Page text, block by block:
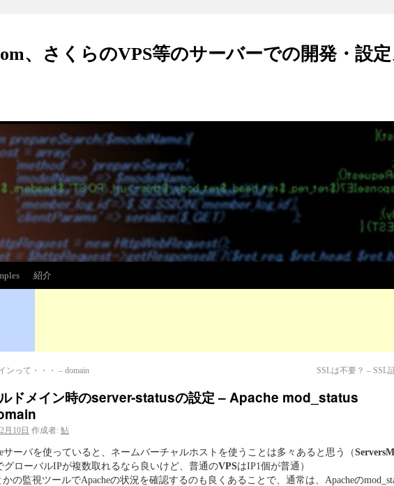
、さくらのVPS等のサーバーでの開発・設定
紹介
ンって・・・ – domain SSLは不要？ – SSL
ドメイン時のserver-statusの設定 – Apache mod_status
月10日 作成者: 鮎
サーバを使っていると、ネームバーチャルホストを使うことは多々あると思う（
グローバルIPが複数取れるなら良いけど、普通のVPSはIP1個が普通）
かの監視ツールでApacheの状況を確認するのも良くあることで、通常は、Apacheの